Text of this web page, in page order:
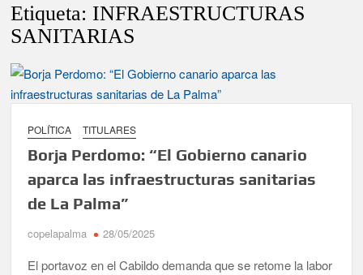
‘El Espejo’ cierra temporada tras más de 20 años dando voz a
Tato Primera: “Quiero luchar por el título de campeón de
España y traer el cinturón a Canarias”
de ajedrez con 200 jugadores”
Víctor González destaca el papel del deporte como
dinamizador de Los Llanos de Aridane
que Tazacorte “avanza y cumple objetivos”
Etiqueta: INFRAESTRUCTURAS
SANITARIAS
POLÍTICA TITULARES
Borja Perdomo: “El Gobierno canario
aparca las infraestructuras sanitarias
de La Palma”
copelapalma 28/05/2025
El portavoz en el Cabildo demanda que se retome la labor